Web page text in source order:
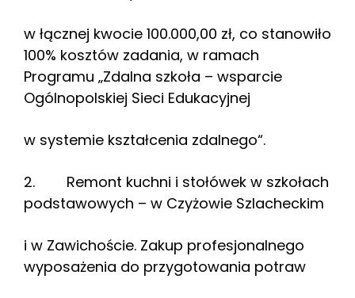
w łącznej kwocie 100.000,00 zł, co stanowiło
100% kosztów zadania, w ramach
Programu „Zdalna szkoła – wsparcie
Ogólnopolskiej Sieci Edukacyjnej
w systemie kształcenia zdalnego“.
2. Remont kuchni i stołówek w szkołach
podstawowych – w Czyżowie Szlacheckim
i w Zawichoście. Zakup profesjonalnego
wyposażenia do przygotowania potraw